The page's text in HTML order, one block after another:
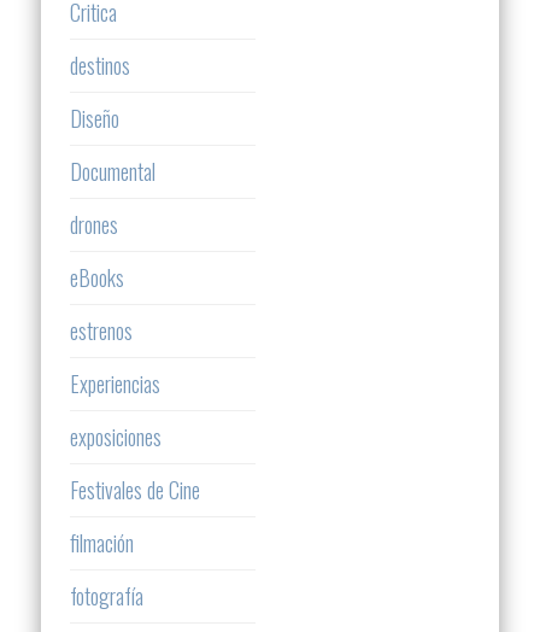
Critica
destinos
Diseño
Documental
drones
eBooks
estrenos
Experiencias
exposiciones
Festivales de Cine
filmación
fotografía